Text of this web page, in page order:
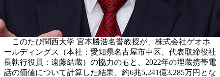
このたび関西大学 宮本勝浩名誉教授が、株式会社ゲオホ
ールディングス（本社：愛知県名古屋市中区、代表取締役社
長執行役員：遠藤結蔵）の協力のもと、2022年の埋蔵携帯電
話の価値について計算した結果、約6兆5,241億3,285万円とな